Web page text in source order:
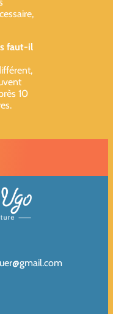
faut-il
10